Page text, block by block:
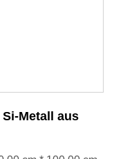
Si-Metall aus